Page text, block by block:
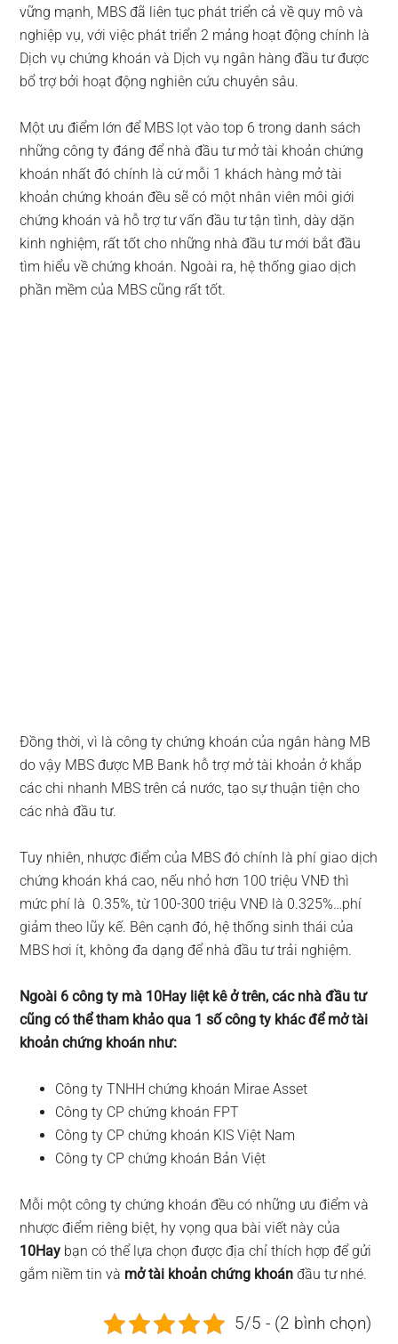
vững mạnh, MBS đã liên tục phát triển cả về quy mô và
nghiệp vụ, với việc phát triển 2 mảng hoạt động chính là
Dịch vụ chứng khoán và Dịch vụ ngân hàng đầu tư được
bổ trợ bởi hoạt động nghiên cứu chuyên sâu.
Một ưu điểm lớn để MBS lọt vào top 6 trong danh sách
những công ty đáng để nhà đầu tư mở tài khoản chứng
khoán nhất đó chính là cứ mỗi 1 khách hàng mở tài
khoản chứng khoán đều sẽ có một nhân viên môi giới
chứng khoán và hỗ trợ tư vấn đầu tư tận tình, dày dặn
kinh nghiệm, rất tốt cho những nhà đầu tư mới bắt đầu
tìm hiểu về chứng khoán. Ngoài ra, hệ thống giao dịch
phần mềm của MBS cũng rất tốt.
Đồng thời, vì là công ty chứng khoán của ngân hàng MB
do vậy MBS được MB Bank hỗ trợ mở tài khoản ở khắp
các chi nhanh MBS trên cả nước, tạo sự thuận tiện cho
các nhà đầu tư.
Tuy nhiên, nhược điểm của MBS đó chính là phí giao dịch
chứng khoán khá cao, nếu nhỏ hơn 100 triệu VNĐ thì
mức phí là 0.35%, từ 100-300 triệu VNĐ là 0.325%…phí
giảm theo lũy kế. Bên cạnh đó, hệ thống sinh thái của
MBS hơi ít, không đa dạng để nhà đầu tư trải nghiệm.
Ngoài 6 công ty mà 10Hay liệt kê ở trên, các nhà đầu tư
cũng có thể tham khảo qua 1 số công ty khác để mở tài
khoản chứng khoán như:
Công ty TNHH chứng khoán Mirae Asset
Công ty CP chứng khoán FPT
Công ty CP chứng khoán KIS Việt Nam
Công ty CP chứng khoán Bản Việt
Mỗi một công ty chứng khoán đều có những ưu điểm và
nhược điểm riêng biệt, hy vọng qua bài viết này của
10Hay bạn có thể lựa chọn được địa chỉ thích hợp để gửi
gắm niềm tin và mở tài khoản chứng khoánđầu tư nhé.
5/5 - (2 bình chọn)